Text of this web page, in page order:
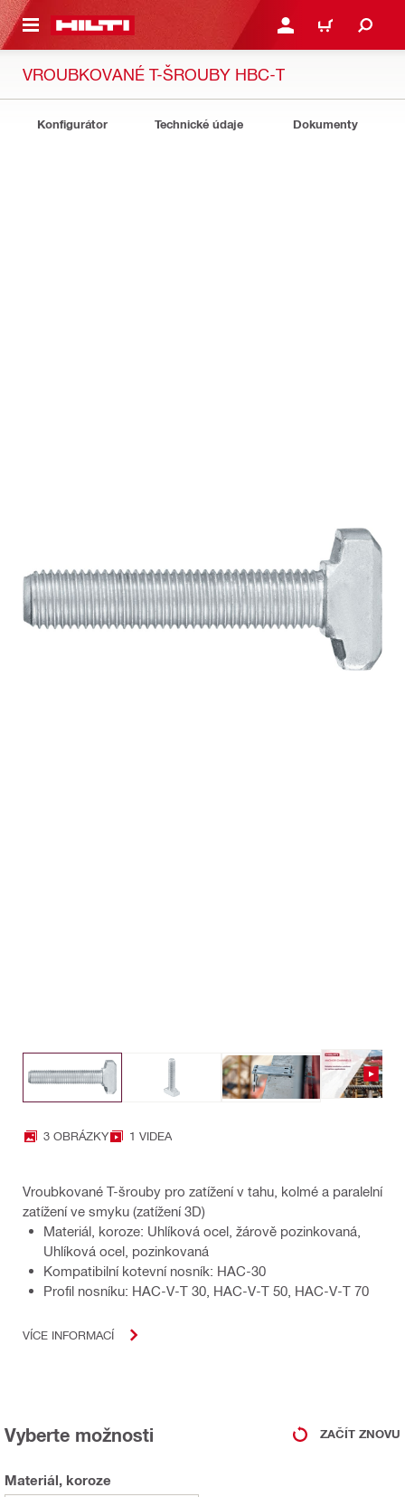
HLAVNÍ OBSAH PŘIHLÁSIT NEBO
KOŠÍK
VROUBKOVANÉ T-ŠROUBY HBC-T
Konfigurátor Technické údaje Dokumenty
3 OBRÁZKY 1 VIDEA
Vroubkované T-šrouby pro zatížení v tahu, kolmé a paralelní
zatížení ve smyku (zatížení 3D)
Materiál, koroze: Uhlíková ocel, žárově pozinkovaná,
Uhlíková ocel, pozinkovaná
Kompatibilní kotevní nosník: HAC-30
Profil nosníku: HAC-V-T 30, HAC-V-T 50, HAC-V-T 70
VÍCE INFORMACÍ
Vyberte možnosti ZAČÍT ZNOVU
Materiál, koroze